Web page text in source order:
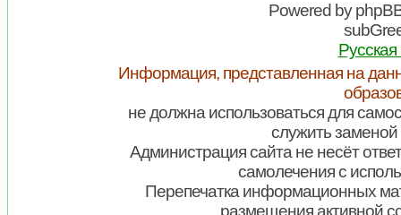
Powered by
Информация, представленная на
не должна использоваться для
служить заменой
Администрация сайта не несёт
самолечения с
Перепечатка информационных
размещения активной